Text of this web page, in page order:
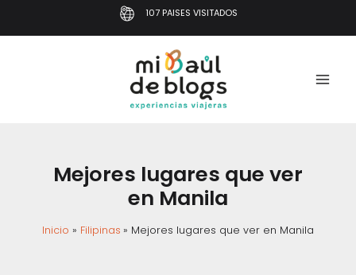
al
107 PAISES VISITADOS
Mejores lugares que ver
en Manila
Inicio Filipinas Mejores lugares que ver en Manila